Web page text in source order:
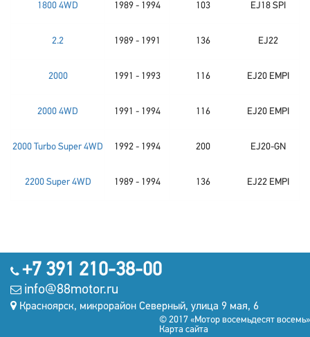
1800 4WD 1989 - 1994 103 EJ18 SPI
2.2 1989 - 1991 136 EJ22
2000 1991 - 1993 116 EJ20 EMPI
2000 4WD 1991 - 1994 116 EJ20 EMPI
2000 Turbo Super 4WD 1992 - 1994 200 EJ20-GN
2200 Super 4WD 1989 - 1994 136 EJ22 EMPI
+7 391 210-38-00
info@88motor.ru
Красноярск, микрорайон Северный, улица 9 мая, 6
© 2017 «Мотор восемьдесят восемь»
Карта сайта